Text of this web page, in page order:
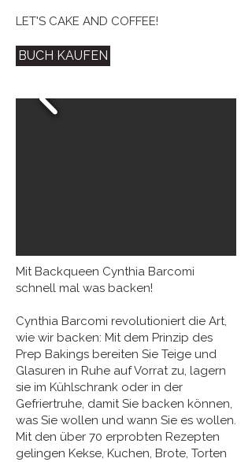
LET'S CAKE AND COFFEE!
BUCH KAUFEN
Mit Backqueen Cynthia Barcomi
schnell mal was backen!
Cynthia Barcomi revolutioniert die Art,
wie wir backen: Mit dem Prinzip des
Prep Bakings bereiten Sie Teige und
Glasuren in Ruhe auf Vorrat zu, lagern
sie im Kühlschrank oder in der
Gefriertruhe, damit Sie backen können,
was Sie wollen und wann Sie es wollen.
Mit den über 70 erprobten Rezepten
gelingen Kekse, Kuchen, Brote, Torten